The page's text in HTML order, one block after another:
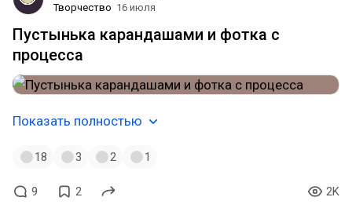
Творчество 16 июля
Пустынька карандашами и фотка с
процесса
Показать полностью
18 3 2 1
9 2 2K